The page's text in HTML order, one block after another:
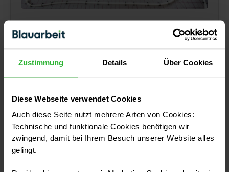
Zustimmung Details Über Cookies
Diese Webseite verwendet Cookies
Auch diese Seite nutzt mehrere Arten von Cookies:
Technische und funktionale Cookies benötigen wir
zwingend, damit bei Ihrem Besuch unserer Website alles
gelingt.
Fußbodenheizung verlegen lassen –
Kosten und Tipps
Die Installation einer Thermobodenplatte erfordert
Fachkenntnisse und sorgfältige Arbeit, um eine
optimale Energieeffizienz und eine stabile Basis für